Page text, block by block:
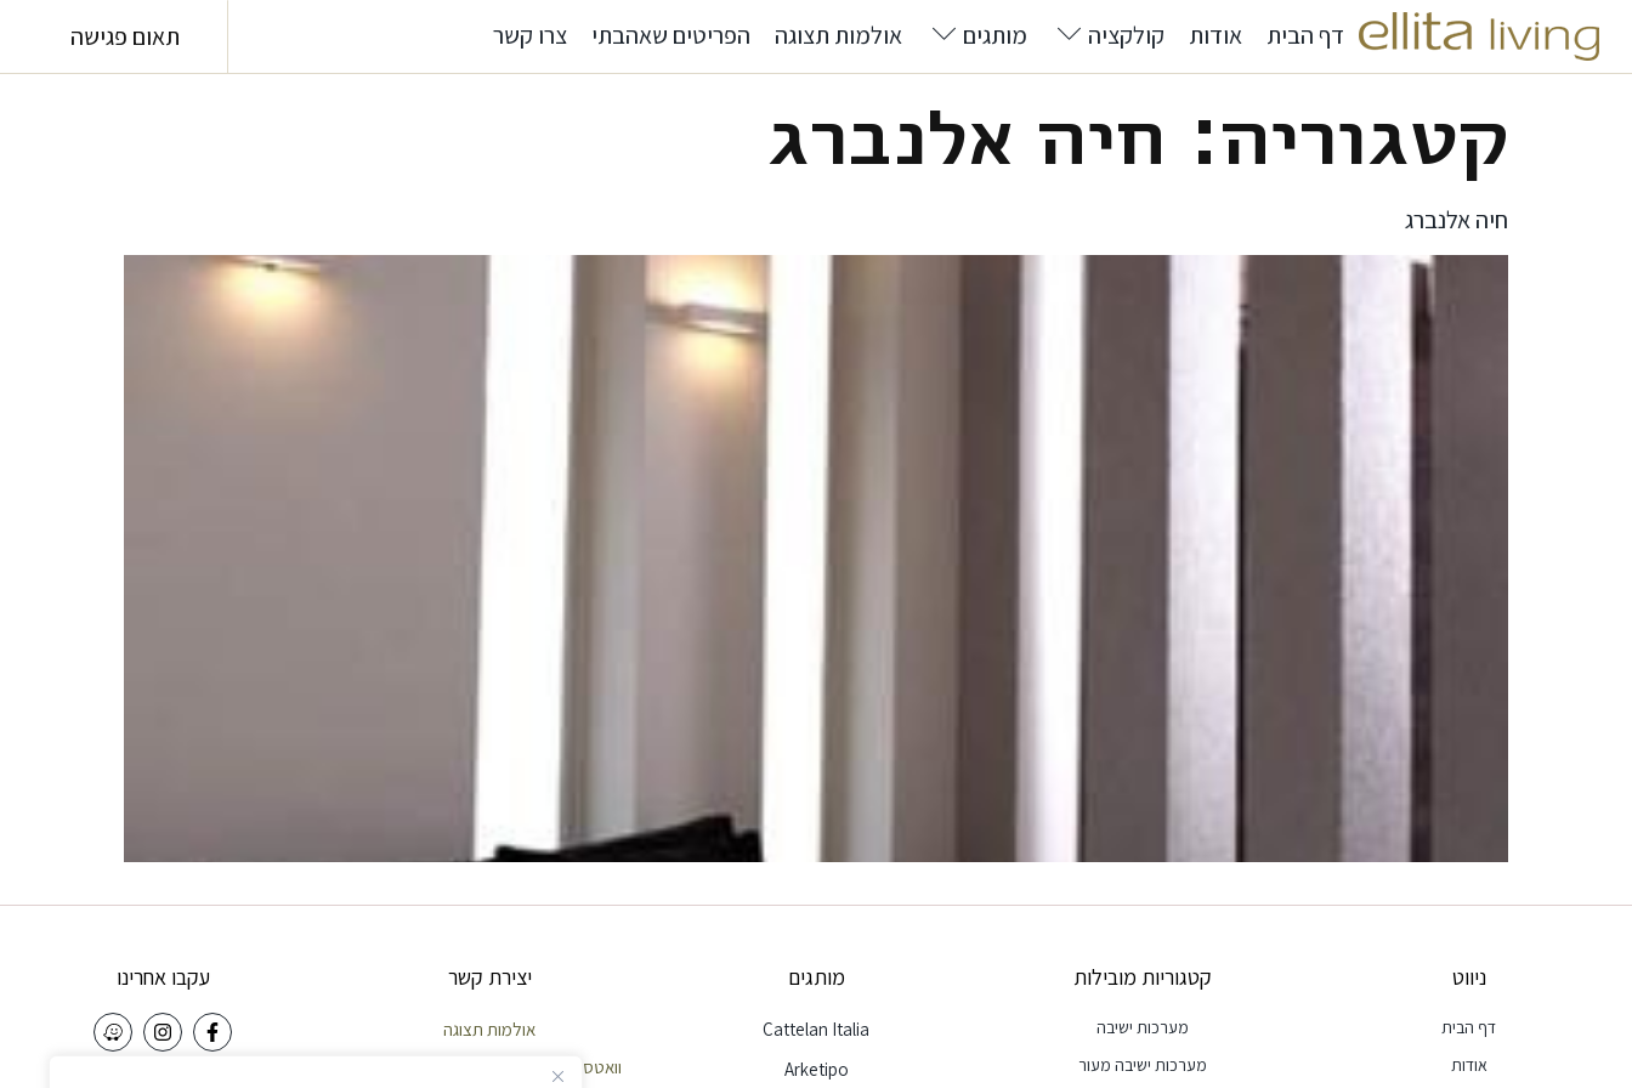
דף הבית אודות קולקציה מותגים אולמות תצוגה הפריטים שאהבתי צרו קשר תאום פגישה
קטגוריה: חיה אלנברג
חיה אלנברג
ניווט
דף הבית
אודות
קטגוריות מובילות
מערכות ישיבה
מערכות ישיבה מעור
מותגים
Cattelan Italia
Arketipo
יצירת קשר
אולמות תצוגה
וואטסאפ שירות לקוחות – 058-5921010
עקבו אחרינו